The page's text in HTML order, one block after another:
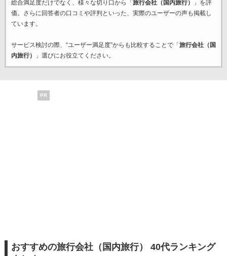
総合満足度だけでなく、様々な切り口から「旅行会社（国内旅行）
」を評
価。さらに回答者の口コミや評判といった、実際のユーザーの声も掲載し
ています。
サービス検討の際、“ユーザー満足度”からも比較することで「旅行会社（国
内旅行）
」選びにお役立てください。
PR
おすすめの旅行会社（国内旅行） 40代ランキング